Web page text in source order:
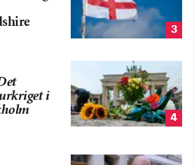
3
i
4